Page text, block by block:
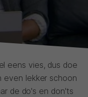
eens vies, dus doe
even lekker schoon
de do's en don'ts